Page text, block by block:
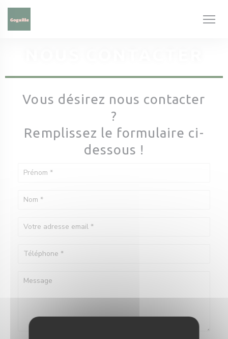
Personnalisation de vos choix en matière de cookies
Vous désirez nous contacter
?
Remplissez le formulaire ci-
dessous !